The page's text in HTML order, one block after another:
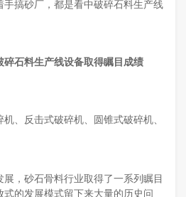
手搞砂厂，都是看中破碎石料生产线
碎石料生产线设备取得瞩目成绩
、反击式破碎机、圆锥式破碎机、
展，砂石骨料行业取得了一系列瞩目
的发展模式留下来大量的历史问